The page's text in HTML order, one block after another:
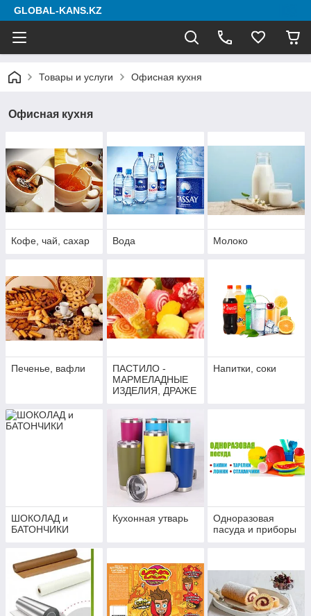
GLOBAL-KANS.KZ
Товары и услуги Офисная кухня
Офисная кухня
Кофе, чай, сахар Вода Молоко
Печенье, вафли
ПАСТИЛО -
МАРМЕЛАДНЫЕ
ИЗДЕЛИЯ, ДРАЖЕ
Напитки, соки
ШОКОЛАД и
БАТОНЧИКИ
Кухонная утварь
Одноразовая
пасуда и приборы